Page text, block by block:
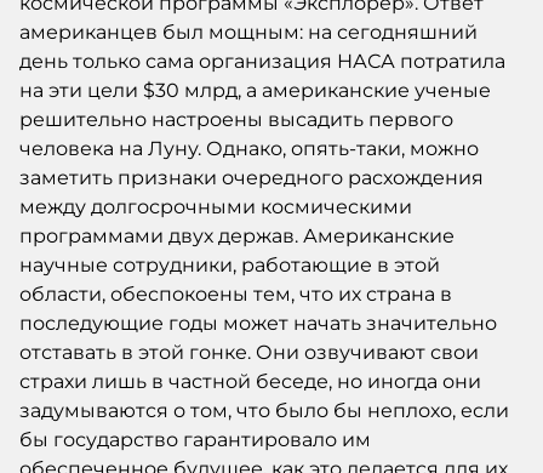
американцев был мощным: на сегодняшний
день только сама организация НАСА потратила
на эти цели $30 млрд, а американские ученые
решительно настроены высадить первого
человека на Луну. Однако, опять-таки, можно
заметить признаки очередного расхождения
между долгосрочными космическими
программами двух держав. Американские
научные сотрудники, работающие в этой
области, обеспокоены тем, что их страна в
последующие годы может начать значительно
отставать в этой гонке. Они озвучивают свои
страхи лишь в частной беседе, но иногда они
задумываются о том, что было бы неплохо, если
бы государство гарантировало им